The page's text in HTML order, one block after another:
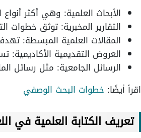
الأبحاث العلمية: وهي أكثر
التقارير المخبرية: توثق خطوات
المقالات العلمية المبسطة:
العروض التقديمية
الرسائل الجامعية: مثل رسائل
اقرأ أيضًا: خطوات البحث الوصفي
تعريف الكتابة العلمية في